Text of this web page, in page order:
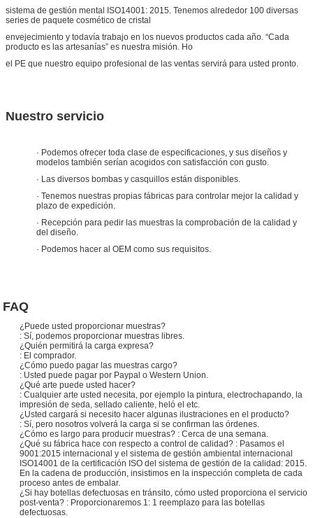
sistema de gestión mental ISO14001: 2015. Tenemos alrededor 100 diversas
series de paquete cosmético de cristal
envejecimiento y todavía trabajo en los nuevos productos cada año. “Cada
producto es las artesanías” es nuestra misión. Ho
el PE que nuestro equipo profesional de las ventas servirá para usted pronto.
Nuestro servicio
· Podemos ofrecer toda clase de especificaciones, y sus diseños y
modelos también serían acogidos con satisfacción con gusto.
· Las diversos bombas y casquillos están disponibles.
· Tenemos nuestras propias fábricas para controlar mejor la calidad y
plazo de expedición.
· Recepción para pedir las muestras la comprobación de la calidad y
del diseño.
· Podemos hacer al OEM como sus requisitos.
FAQ
¿Puede usted proporcionar muestras?
: Sí, podemos proporcionar muestras libres.
¿Quién permitirá la carga expresa?
: El comprador.
¿Cómo puedo pagar las muestras cargo?
: Usted puede pagar por Paypal o Western Union.
¿Qué arte puede usted hacer?
: Cualquier arte usted necesita, por ejemplo la pintura, electrochapando, la
impresión de seda, sellado caliente, heló el etc.
¿Usted cargará si necesito hacer algunas ilustraciones en el producto?
: Sí, pero nosotros volverá la carga si se confirman las órdenes.
¿Cómo es largo para producir muestras? : Cerca de una semana.
¿Qué su fábrica hace con respecto a control de calidad? : Pasamos el
9001:2015 internacional y el sistema de gestión ambiental internacional
ISO14001 de la certificación ISO del sistema de gestión de la calidad: 2015.
En la cadena de producción, insistimos en la inspección completa de cada
proceso antes de embalar.
¿Si hay botellas defectuosas en tránsito, cómo usted proporciona el servicio
post-venta? : Proporcionaremos 1: 1 reemplazo para las botellas
defectuosas.